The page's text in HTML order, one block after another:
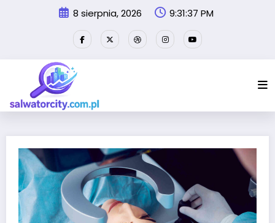
8 sierpnia, 2026 9:31:38 PM